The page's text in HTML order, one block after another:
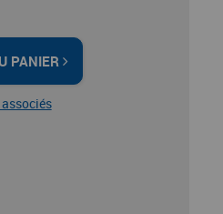
PANIER